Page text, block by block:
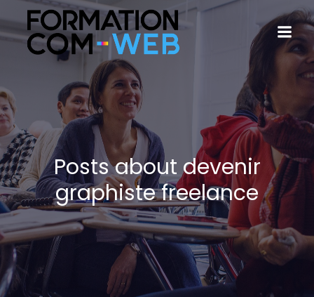
Posts about devenir
graphiste freelance